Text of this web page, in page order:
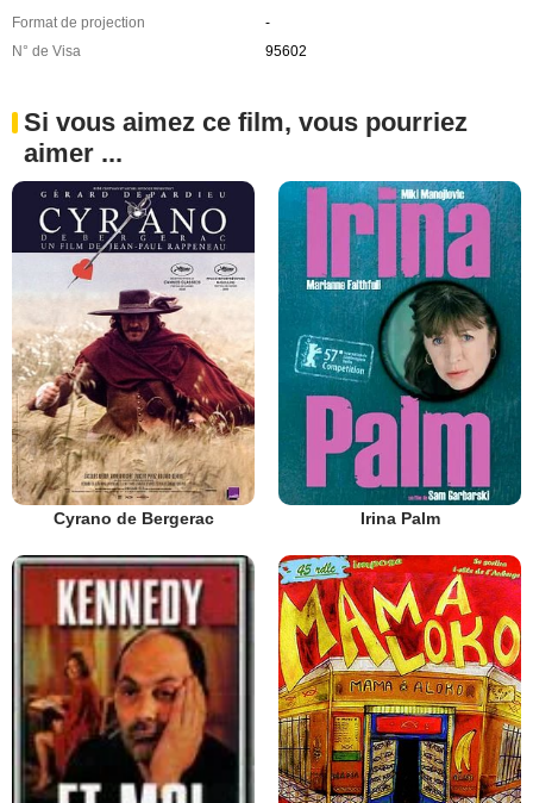
Format de projection
-
N° de Visa
95602
Si vous aimez ce film, vous pourriez
aimer ...
Cyrano de Bergerac Irina Palm